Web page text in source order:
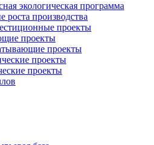
экологическая программа
роста производства
проекты
проекты
проекты
проекты
проекты